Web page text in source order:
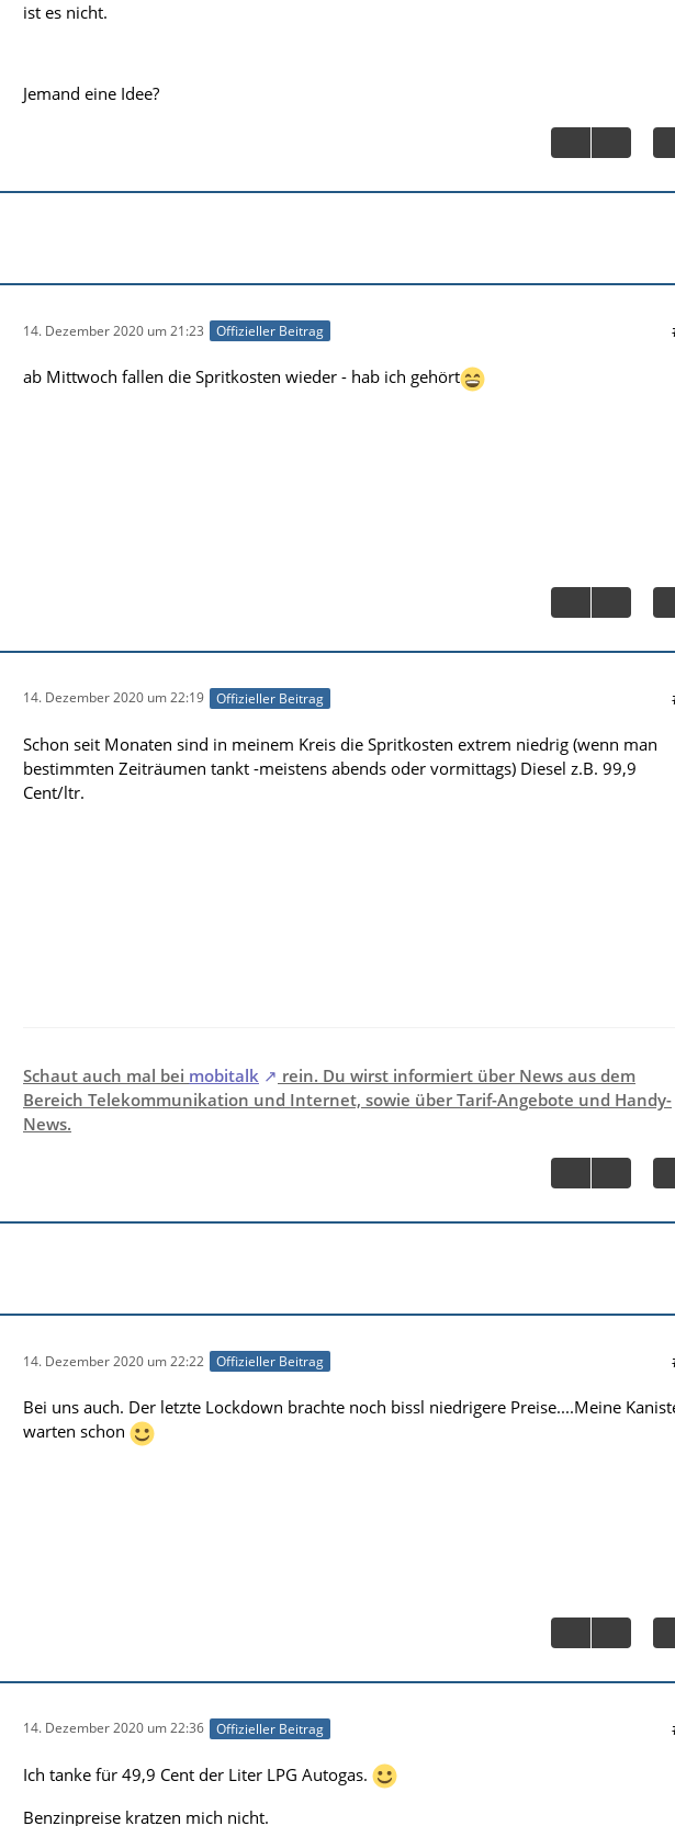
ist es nicht.
Jemand eine Idee?
14. Dezember 2020 um 21:23 Offizieller Beitrag
ab Mittwoch fallen die Spritkosten wieder - hab ich gehört
14. Dezember 2020 um 22:19 Offizieller Beitrag
Schon seit Monaten sind in meinem Kreis die Spritkosten extrem niedrig (wenn man
bestimmten Zeiträumen tankt -meistens abends oder vormittags) Diesel z.B. 99,9
Cent/ltr.
Schaut auch mal bei mobitalk
rein. Du wirst informiert über News aus dem
Bereich Telekommunikation und Internet, sowie über Tarif-Angebote und Handy-
News.
14. Dezember 2020 um 22:22 Offizieller Beitrag
Bei uns auch. Der letzte Lockdown brachte noch bissl niedrigere Preise....Meine
warten schon
14. Dezember 2020 um 22:36 Offizieller Beitrag
Ich tanke für 49,9 Cent der Liter LPG Autogas.
Benzinpreise kratzen mich nicht.